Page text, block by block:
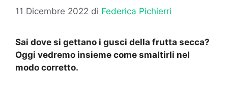
11 Dicembre 2022 di Federica Pichierri
Sai dove si gettano i gusci della frutta secca?
Oggi vedremo insieme come smaltirli nel
modo corretto.